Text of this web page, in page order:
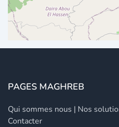
PAGES MAGHREB
Qui sommes nous | Nos
Contacter